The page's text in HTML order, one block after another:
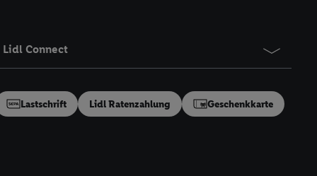
Lidl Connect
Lastschrift Lidl Ratenzahlung Geschenkkarte
verfügbar ist.
und einer
Kennung
speziell zur
generell zu
„Nutzung der
(nur für